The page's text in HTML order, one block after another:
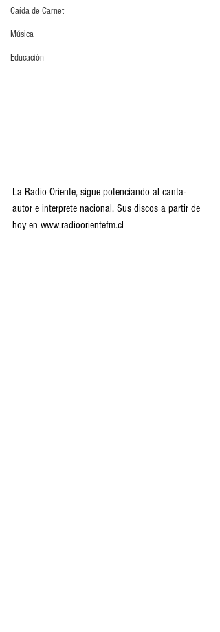
Caída de Carnet
Música
Educación
La Radio Oriente, sigue potenciando al canta-
autor e interprete nacional. Sus discos a partir de
hoy en www.radioorientefm.cl